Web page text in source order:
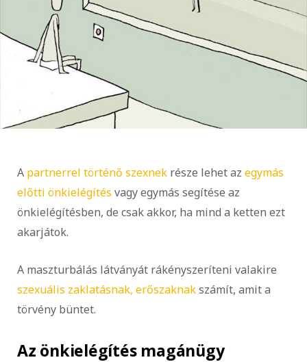
A partnerrel történő szexnek része lehet az egymás
előtti önkielégítés vagy egymás segítése az
önkielégítésben, de csak akkor, ha mind a ketten ezt
akarjátok.
A maszturbálás látványát rákényszeríteni valakire
szexuális zaklatásnak, erőszaknakszámít, amit a
törvény büntet.
Az önkielégítés magánügy